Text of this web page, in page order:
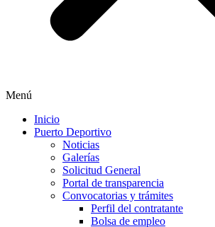
Menú
Inicio
Puerto Deportivo
Noticias
Galerías
Solicitud General
Portal de transparencia
Convocatorias y trámites
Perfil del contratante
Bolsa de empleo